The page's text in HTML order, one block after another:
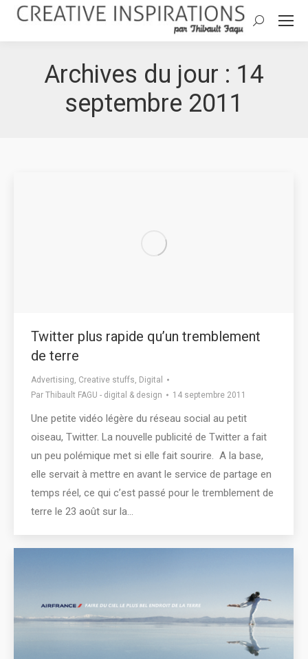
Search:
Archives du jour : 14
septembre 2011
Twitter plus rapide qu’un tremblement
de terre
Advertising Creative stuffs Digital
Par Thibault FAGU - digital & design 14 septembre 2011
Une petite vidéo légère du réseau social au petit
oiseau, Twitter. La nouvelle publicité de Twitter a fait
un peu polémique met si elle fait sourire. A la base,
elle servait à mettre en avant le service de partage en
temps réel, ce qui c’est passé pour le tremblement de
terre le 23 août sur la…